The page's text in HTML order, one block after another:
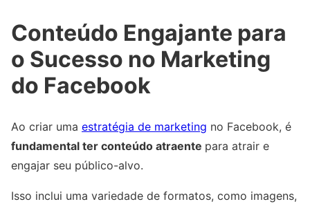
Conteúdo Engajante para
o Sucesso no Marketing
do Facebook
Ao criar uma estratégia de marketing no Facebook, é
fundamental ter conteúdo atraente para atrair e
engajar seu público-alvo.
Isso inclui uma variedade de formatos, como imagens,